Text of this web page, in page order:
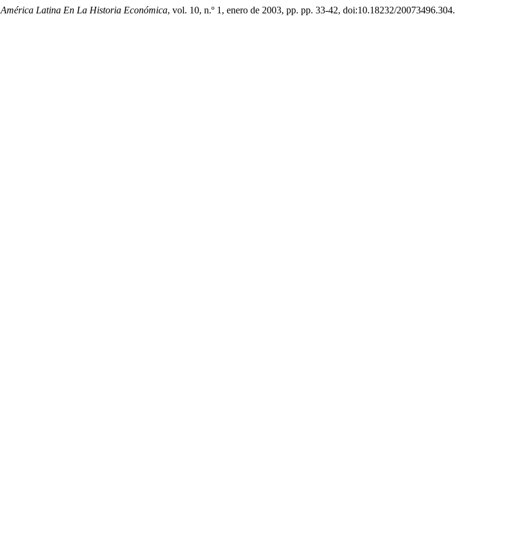
América Latina En La Historia Económica, vol. 10, n.º 1, enero de 2003, pp. pp. 33-42, doi:10.18232/20073496.304.